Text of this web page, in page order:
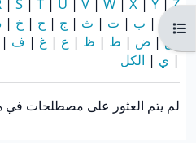
فتح فهرس المقرر
آ| ا| ب | ت | ث | ج | ح | خ |
ص| ض | ط | ظ | ع | غ | ف |
| ي | الكل
لم يتم العثور على مصطلحات في